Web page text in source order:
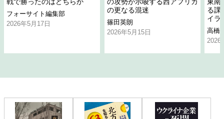
フォーサイト編集部
2026年5月17日
の更なる混迷
篠田英朗
2026年5月15日
る課
イラ
高橋
2026